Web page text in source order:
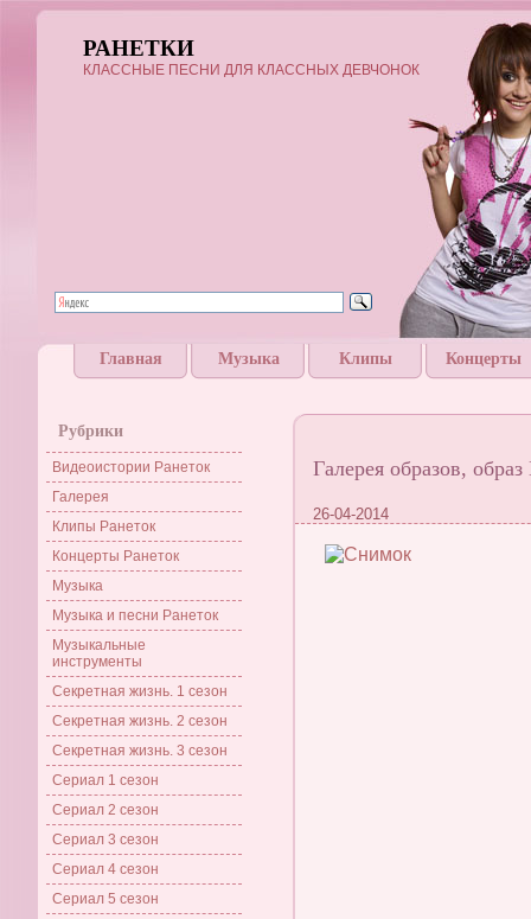
РАНЕТКИ
КЛАССНЫЕ ПЕСНИ ДЛЯ КЛАССНЫХ ДЕВЧОНОК
Главная Музыка Клипы Концерты
Рубрики
Видеоистории Ранеток
Галерея
Клипы Ранеток
Концерты Ранеток
Музыка
Музыка и песни Ранеток
Музыкальные
инструменты
Секретная жизнь. 1 сезон
Секретная жизнь. 2 сезон
Секретная жизнь. 3 сезон
Сериал 1 сезон
Сериал 2 сезон
Сериал 3 сезон
Сериал 4 сезон
Сериал 5 сезон
Галерея образов,
26-04-2014